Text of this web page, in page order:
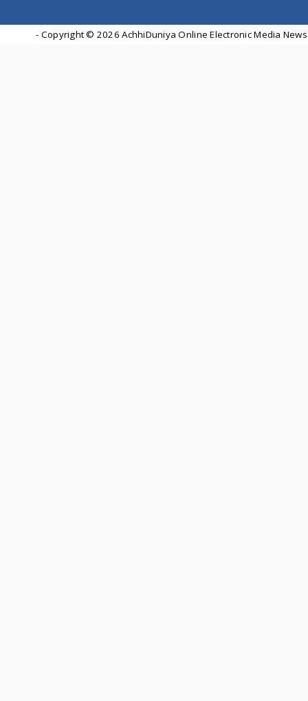
- Copyright © 2026 AchhiDuniya Online Electronic Media